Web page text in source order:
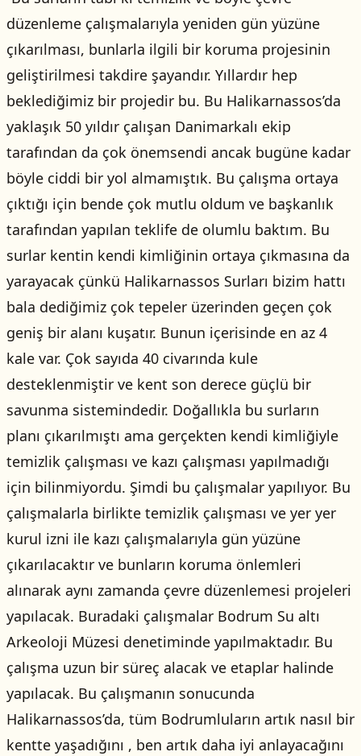
düzenleme çalışmalarıyla yeniden gün yüzüne
çıkarılması, bunlarla ilgili bir koruma projesinin
geliştirilmesi takdire şayandır. Yıllardır hep
beklediğimiz bir projedir bu. Bu Halikarnassos’da
yaklaşık 50 yıldır çalışan Danimarkalı ekip
tarafından da çok önemsendi ancak bugüne kadar
böyle ciddi bir yol almamıştık. Bu çalışma ortaya
çıktığı için bende çok mutlu oldum ve başkanlık
tarafından yapılan teklife de olumlu baktım. Bu
surlar kentin kendi kimliğinin ortaya çıkmasına da
yarayacak çünkü Halikarnassos Surları bizim hattı
bala dediğimiz çok tepeler üzerinden geçen çok
geniş bir alanı kuşatır. Bunun içerisinde en az 4
kale var. Çok sayıda 40 civarında kule
desteklenmiştir ve kent son derece güçlü bir
savunma sistemindedir. Doğallıkla bu surların
planı çıkarılmıştı ama gerçekten kendi kimliğiyle
temizlik çalışması ve kazı çalışması yapılmadığı
için bilinmiyordu. Şimdi bu çalışmalar yapılıyor. Bu
çalışmalarla birlikte temizlik çalışması ve yer yer
kurul izni ile kazı çalışmalarıyla gün yüzüne
çıkarılacaktır ve bunların koruma önlemleri
alınarak aynı zamanda çevre düzenlemesi projeleri
yapılacak. Buradaki çalışmalar Bodrum Su altı
Arkeoloji Müzesi denetiminde yapılmaktadır. Bu
çalışma uzun bir süreç alacak ve etaplar halinde
yapılacak. Bu çalışmanın sonucunda
Halikarnassos’da, tüm Bodrumluların artık nasıl bir
kentte yaşadığını , ben artık daha iyi anlayacağını